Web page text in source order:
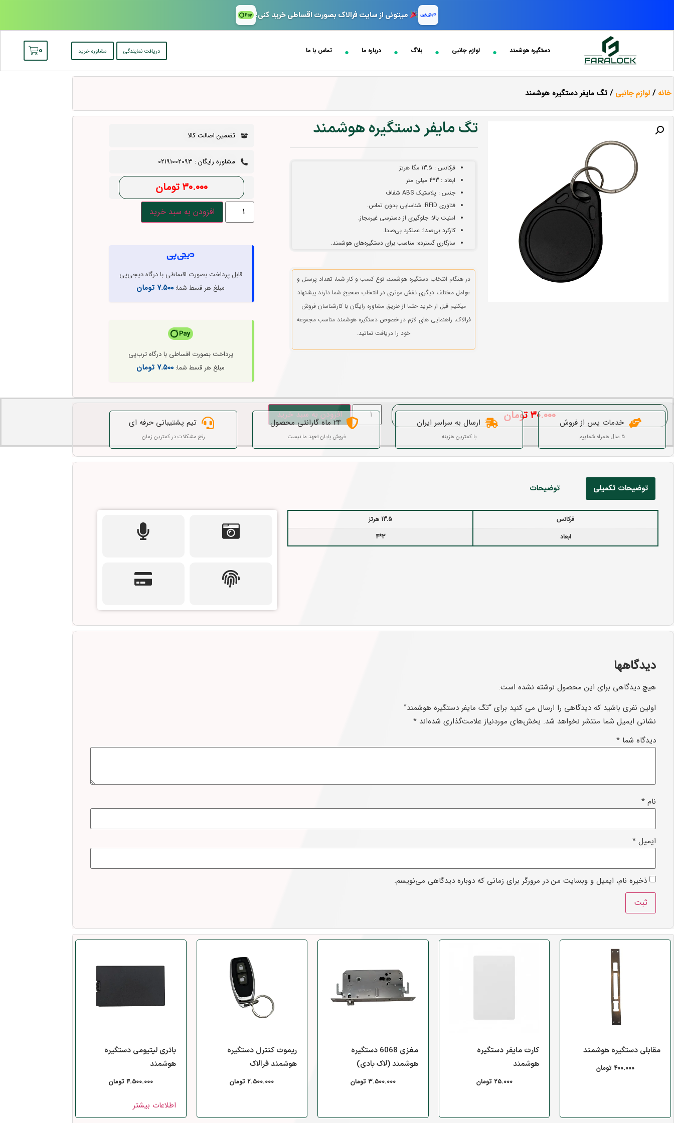
میتونی از سایت فرالاک بصورت اقساطی خرید کنی!
دستگیره هوشمند لوازم جانبی بلاگ درباره ما تماس با ما دریافت نمایندگی مشاوره خرید 0
خانه / لوازم جانبی / تگ مایفر دستگیره هوشمند
تگ مایفر دستگیره هوشمند
فرکانس : 13.5 مگا هرتز
ابعاد : 3*4 میلی متر
جنس : پلاستیک ABS شفاف
فناوری RFID: شناسایی بدون تماس.
امنیت بالا: جلوگیری از دسترسی غیرمجاز.
کارکرد بی‌صدا: عملکرد بی‌صدا.
سازگاری گسترده: مناسب برای دستگیره‌های هوشمند.
در هنگام انتخاب دستگیره هوشمند، نوع کسب و کار شما، تعداد پرسنل و
عوامل مختلف دیگری نقش موثری در انتخاب صحیح شما دارند.پیشنهاد
میکنیم قبل از خرید حتما از طریق مشاوره رایگان با کارشناسان فروش
فرالاک، راهنمایی های لازم در خصوص دستگیره هوشمند مناسب مجموعه
خود را دریافت نمائید.
تضمین اصالت کالا
مشاوره رایگان : 02191002093
۳۰.۰۰۰تومان
افزودن به سبد خرید
قابل پرداخت بصورت اقساطی با درگاه دیجی‌پی
مبلغ هر قسط شما: ۷.۵۰۰ تومان
پرداخت بصورت اقساطی با درگاه ترب‌پی
مبلغ هر قسط شما: ۷.۵۰۰ تومان
۳۰.۰۰۰تومان افزودن به سبد خرید
خدمات پس از فروش
5 سال همراه شماییم
ارسال به سراسر ایران
با کمترین هزینه
24 ماه گارانتی محصول
فروش پایان تعهد ما نیست
تیم پشتیبانی حرفه ای
رفع مشکلات در کمترین زمان
توضیحات تکمیلی توضیحات
فرکانس
13.5 هرتز
ابعاد
3*4
دیدگاهها
هیچ دیدگاهی برای این محصول نوشته نشده است.
اولین نفری باشید که دیدگاهی را ارسال می کنید برای “تگ مایفر دستگیره هوشمند”
نشانی ایمیل شما منتشر نخواهد شد. بخش‌های موردنیاز علامت‌گذاری شده‌اند *
دیدگاه شما *
نام *
ایمیل *
ذخیره نام، ایمیل و وبسایت من در مرورگر برای زمانی که دوباره دیدگاهی می‌نویسم.
مقابلی دستگیره هوشمند
۴۰۰.۰۰۰ تومان
کارت مایفر دستگیره
هوشمند
۲۵.۰۰۰ تومان
مغزی 6068 دستگیره
هوشمند (لاک بادی)
۳.۵۰۰.۰۰۰ تومان
ریموت کنترل دستگیره
هوشمند فرالاک
۲.۵۰۰.۰۰۰ تومان
باتری لیتیومی دستگیره
هوشمند
۴.۵۰۰.۰۰۰ تومان
اطلاعات بیشتر